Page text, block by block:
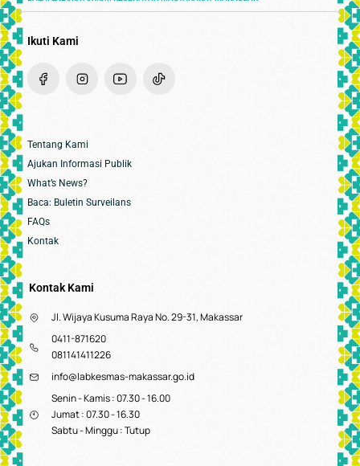
Ikuti Kami
Tentang Kami
Ajukan Informasi Publik
What’s News?
Baca: Buletin Surveilans
FAQs
Kontak
Kontak Kami
Jl. Wijaya Kusuma Raya No. 29-31, Makassar
0411-871620
081141411226
info@labkesmas-makassar.go.id
Senin - Kamis : 07.30 - 16.00
Jumat : 07.30 - 16.30
Sabtu - Minggu : Tutup